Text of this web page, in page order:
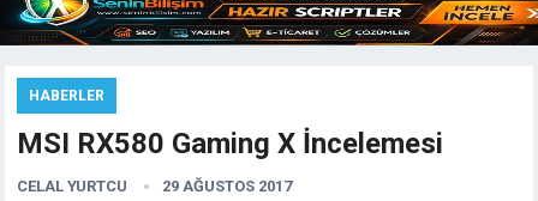
HABERLER
MSI RX580 Gaming X İncelemesi
CELAL YURTCU 29 AĞUSTOS 2017